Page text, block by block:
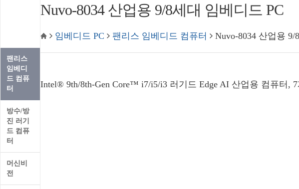
팬리스
임베디
드 컴퓨
터
방수/방
진 러기
드 컴퓨
터
머신비
전
Nuvo-8034 산업용 9/8세대 임베디드 PC
임베디드 PC 팬리스 임베디드 컴퓨터 Nuvo-8034 산업용 9/
Intel® 9th/8th-Gen Core™ i7/i5/i3 러기드 Edge AI 산업용 컴퓨터,